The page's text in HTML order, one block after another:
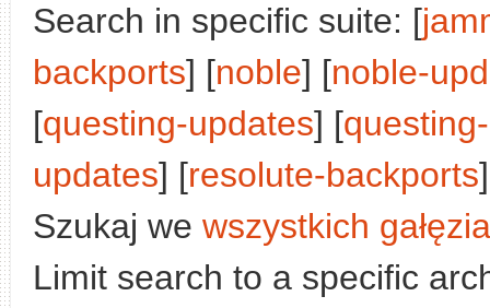
Search in specific suite: [
backports] [noble] [noble-
[questing-updates] [
updates] [resolute-backports
Szukaj we wszystkich
Limit search to a specific